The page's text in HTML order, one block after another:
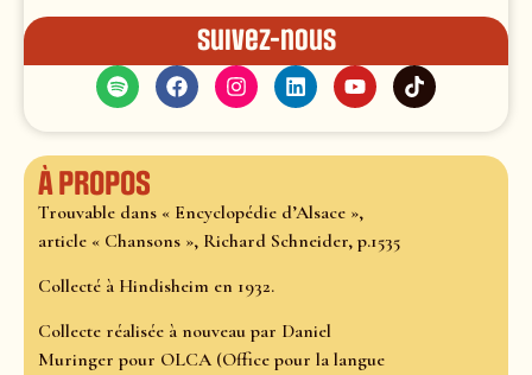
Suivez-nous
À propos
Trouvable dans « Encyclopédie d’Alsace »,
article « Chansons », Richard Schneider, p.1535
Collecté à Hindisheim en 1932.
Collecte réalisée à nouveau par Daniel
Muringer pour OLCA (Office pour la langue